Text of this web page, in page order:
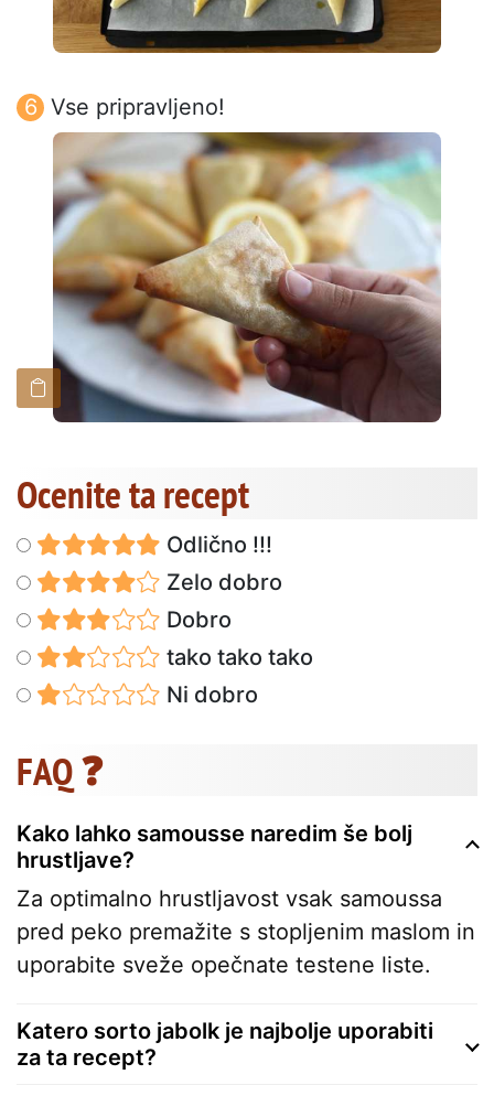
Vse pripravljeno!
Ocenite ta recept
Odlično !!!
Zelo dobro
Dobro
tako tako tako
Ni dobro
FAQ ❓
Kako lahko samousse naredim še bolj
hrustljave?
Za optimalno hrustljavost vsak samoussa
pred peko premažite s stopljenim maslom in
uporabite sveže opečnate testene liste.
Katero sorto jabolk je najbolje uporabiti
za ta recept?